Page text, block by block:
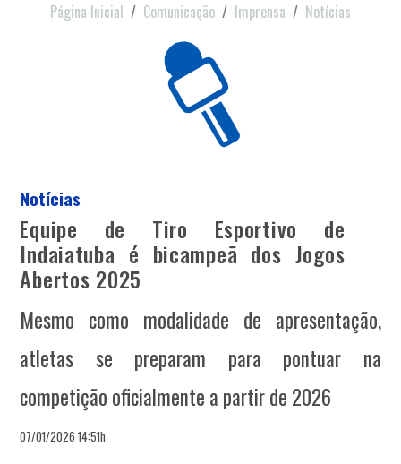
Página Inicial Comunicação Imprensa Notícias
Notícias
Equipe de Tiro Esportivo de
Indaiatuba é bicampeã dos Jogos
Abertos 2025
Mesmo como modalidade de apresentação,
atletas se preparam para pontuar na
competição oficialmente a partir de 2026
07/01/2026 14:51h